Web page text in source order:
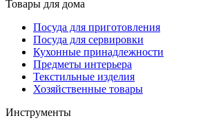
Товары для дома
Посуда для приготовления
Посуда для сервировки
Кухонные принадлежности
Предметы интерьера
Текстильные изделия
Хозяйственные товары
Инструменты